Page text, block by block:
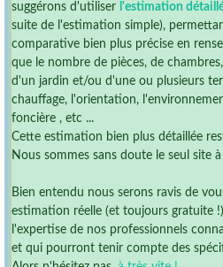
suggérons d'utiliser l'estimation
suite de l'estimation simple),
comparative bien plus précise en
que le nombre de pièces, de
d'un jardin et/ou d'une ou plusieurs
chauffage, l'orientation,
foncière , etc ...
Cette estimation bien plus détaillée
Nous sommes sans doute le seul site
Bien entendu nous serons ravis de
estimation réelle (et toujours gratuite
l'expertise de nos professionnels
et qui pourront tenir compte des